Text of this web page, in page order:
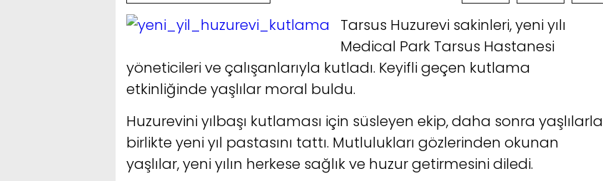
Tarsus Huzurevi sakinleri, yeni yılı
Medical Park Tarsus Hastanesi
yöneticileri ve çalışanlarıyla kutladı. Keyifli geçen kutlama
etkinliğinde yaşlılar moral buldu.
Huzurevini yılbaşı kutlaması için süsleyen ekip, daha sonra yaşlılarla
birlikte yeni yıl pastasını tattı. Mutlulukları gözlerinden okunan
yaşlılar, yeni yılın herkese sağlık ve huzur getirmesini diledi.